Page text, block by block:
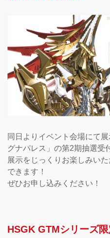
同日よりイベント会場にて
グナパレス」の第2期抽選受
展示をじっくりお楽しみい
できます！
ぜひお申し込みください！
HSGK GTMシリーズ限